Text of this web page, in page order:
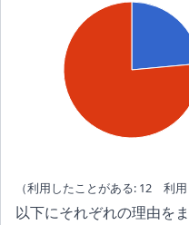
（利用したことがある: 12 利用
以下にそれぞれの理由をま